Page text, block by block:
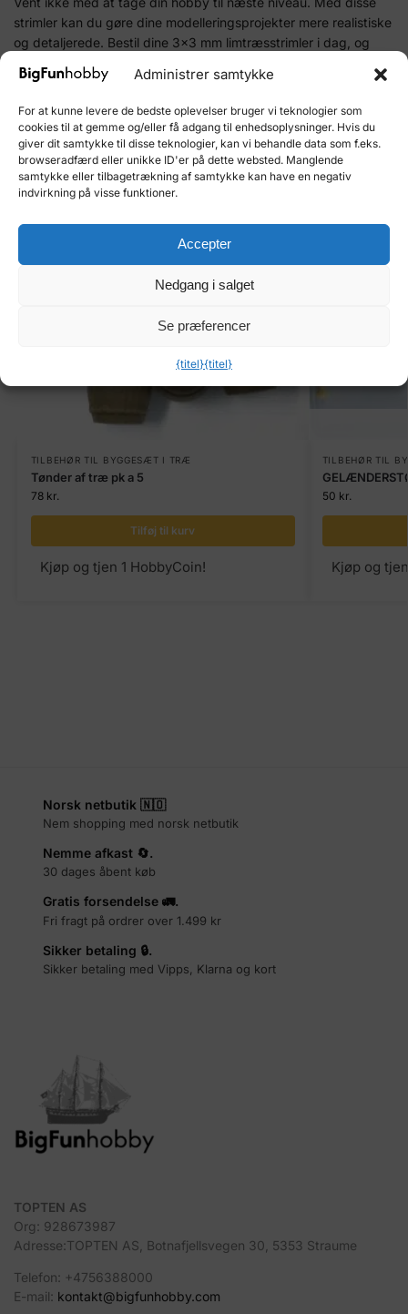
Administrer samtykke
For at kunne levere de bedste oplevelser bruger vi teknologier som
cookies til at gemme og/eller få adgang til enhedsoplysninger. Hvis du
giver dit samtykke til disse teknologier, kan vi behandle data som f.eks.
browseradfærd eller unikke ID'er på dette websted. Manglende
samtykke eller tilbagetrækning af samtykke kan have en negativ
indvirkning på visse funktioner.
Accepter
Nedgang i salget
Se præferencer
{titel}{titel}
strimler kan du gøre dine modelleringsprojekter mere realistiske
og detaljerede. Bestil dine 3x3 mm limtræsstrimler i dag, og
Varenummer (SKU): 180233
Kategori: Tilbehør til byggesæt i træ
Varemærke: OcCre
TILBEHØR TIL BYGGESÆT I TRÆ
Tønder af træ pk a 5
78 kr.
Tilføj til kurv
Kjøp og tjen 1 HobbyCoin!
TILBEHØR TIL
50 kr.
Kjøp og
Norsk netbutik 🇳🇴
Nem shopping med norsk netbutik
Nemme afkast 🔄.
30 dages åbent køb
Gratis forsendelse 🚛.
Fri fragt på ordrer over 1.499 kr
Sikker betaling 🔒.
Sikker betaling med Vipps, Klarna og kort
TOPTEN AS
Org: 928673987
Adresse:TOPTEN AS, Botnafjellsvegen 30, 5353 Straume
Telefon: +4756388000
E-mail: kontakt@bigfunhobby.com